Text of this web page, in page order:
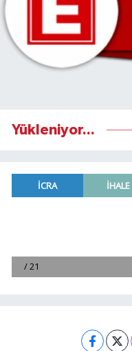
Yükleniyor...